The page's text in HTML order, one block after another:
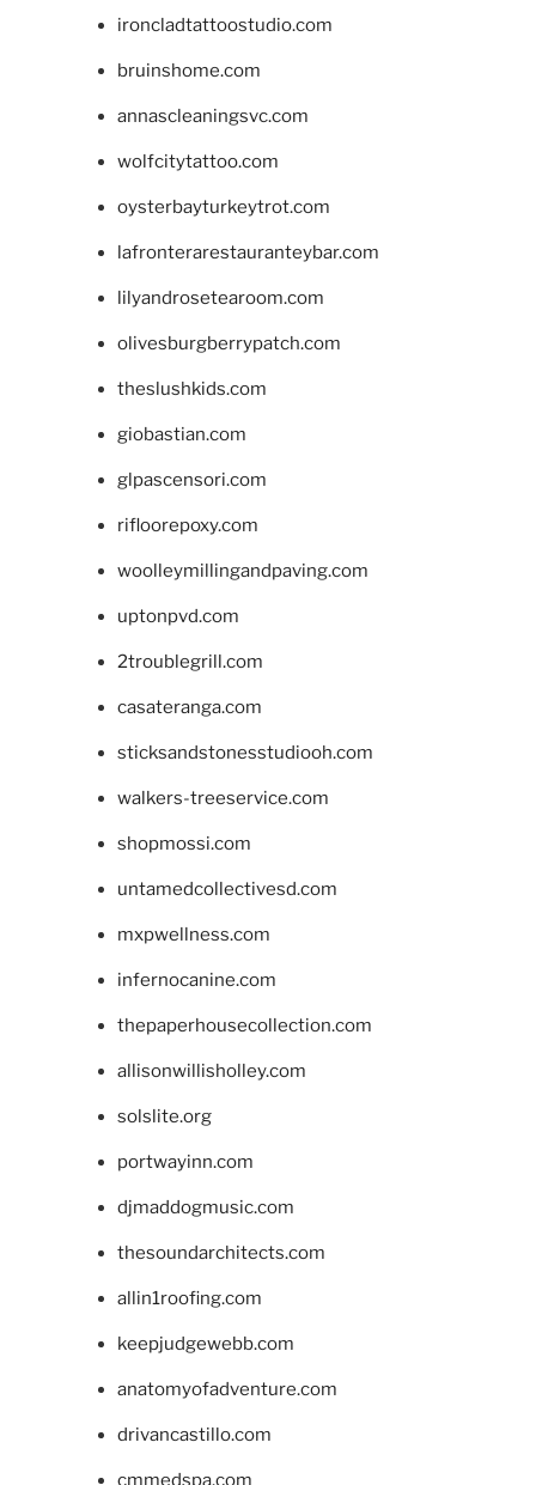
ironcladtattoostudio.com
bruinshome.com
annascleaningsvc.com
wolfcitytattoo.com
oysterbayturkeytrot.com
lafronterarestauranteybar.com
lilyandrosetearoom.com
olivesburgberrypatch.com
theslushkids.com
giobastian.com
glpascensori.com
rifloorepoxy.com
woolleymillingandpaving.com
uptonpvd.com
2troublegrill.com
casateranga.com
sticksandstonesstudiooh.com
walkers-treeservice.com
shopmossi.com
untamedcollectivesd.com
mxpwellness.com
infernocanine.com
thepaperhousecollection.com
allisonwillisholley.com
solslite.org
portwayinn.com
djmaddogmusic.com
thesoundarchitects.com
allin1roofing.com
keepjudgewebb.com
anatomyofadventure.com
drivancastillo.com
cmmedspa.com